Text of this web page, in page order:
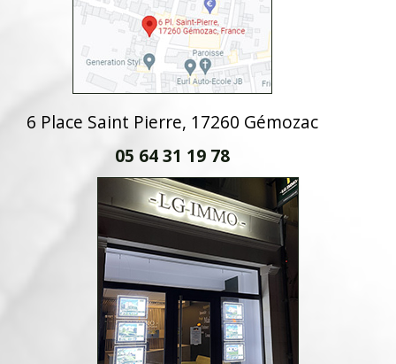
6 Place Saint Pierre, 17260 Gémozac
05 64 31 19 78